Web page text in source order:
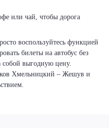
или чай, чтобы дорога
воспользуйтесь функцией
билеты на автобус без
собой выгодную цену.
Хмельницкий – Жешув и